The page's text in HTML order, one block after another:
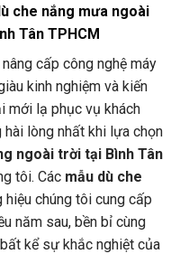
che nắng mưa ngoài
Tân TPHCM
cấp công nghệ máy
kinh nghiệm và kiến
mới lạ phục vụ khách
hài lòng nhất khi lựa chọn
ngoài trời tại Bình Tân
tôi. Các mẫu dù che
hiệu chúng tôi cung cấp
năm sau, bền bỉ cùng
kể sự khắc nghiệt của